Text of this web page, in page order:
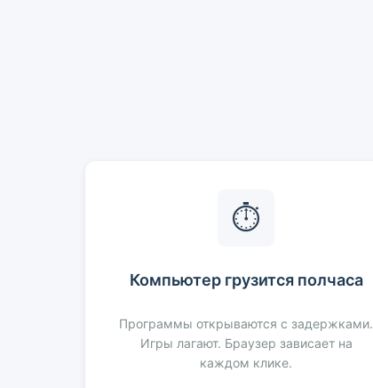
⏱️
Компьютер грузится полчаса
Программы открываются с задержками.
Игры лагают. Браузер зависает на
каждом клике.